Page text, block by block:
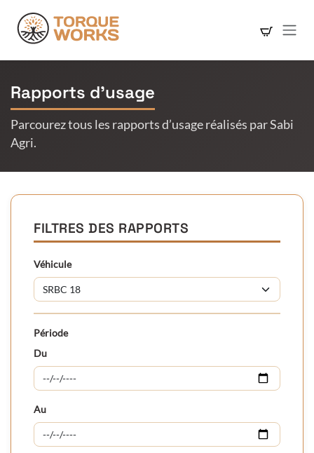
Rapports d’usage
Parcourez tous les rapports d’usage réalisés par Sabi
Agri.
FILTRES DES RAPPORTS
Véhicule
Période
Du
Au